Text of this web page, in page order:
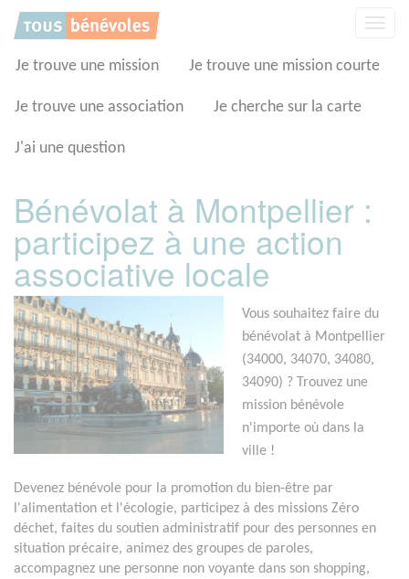
Je trouve une mission Je trouve une mission courte
Je trouve une association Je cherche sur la carte
J'ai une question
Bénévolat à Montpellier :
participez à une action
associative locale
Vous souhaitez faire du
bénévolat à Montpellier
(34000, 34070, 34080,
34090) ? Trouvez une
mission bénévole
n'importe où dans la
ville !
Devenez bénévole pour la promotion du bien-être par
l'alimentation et l'écologie, participez à des missions Zéro
déchet, faites du soutien administratif pour des personnes en
situation précaire, animez des groupes de paroles,
accompagnez une personne non voyante dans son shopping,
Panneau de gestion des cookies